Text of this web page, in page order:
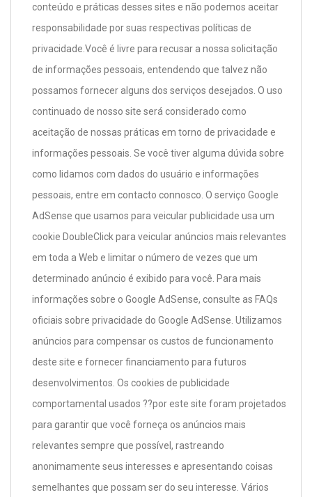
conteúdo e práticas desses sites e não podemos aceitar
responsabilidade por suas respectivas políticas de
privacidade.Você é livre para recusar a nossa solicitação
de informações pessoais, entendendo que talvez não
possamos fornecer alguns dos serviços desejados. O uso
continuado de nosso site será considerado como
aceitação de nossas práticas em torno de privacidade e
informações pessoais. Se você tiver alguma dúvida sobre
como lidamos com dados do usuário e informações
pessoais, entre em contacto connosco. O serviço Google
AdSense que usamos para veicular publicidade usa um
cookie DoubleClick para veicular anúncios mais relevantes
em toda a Web e limitar o número de vezes que um
determinado anúncio é exibido para você. Para mais
informações sobre o Google AdSense, consulte as FAQs
oficiais sobre privacidade do Google AdSense. Utilizamos
anúncios para compensar os custos de funcionamento
deste site e fornecer financiamento para futuros
desenvolvimentos. Os cookies de publicidade
comportamental usados ??por este site foram projetados
para garantir que você forneça os anúncios mais
relevantes sempre que possível, rastreando
anonimamente seus interesses e apresentando coisas
semelhantes que possam ser do seu interesse. Vários